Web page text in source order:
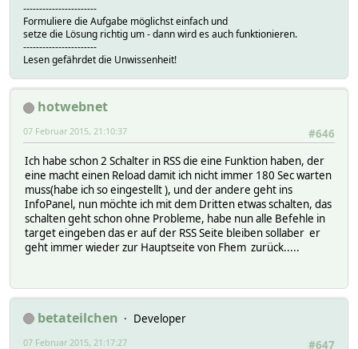
-----------------------
Formuliere die Aufgabe möglichst einfach und
setze die Lösung richtig um - dann wird es auch funktionieren.
-----------------------
Lesen gefährdet die Unwissenheit!
hotwebnet
#646
07 Februar 2015, 21:10:37
Ich habe schon 2 Schalter in RSS die eine Funktion haben, der
eine macht einen Reload damit ich nicht immer 180 Sec warten
muss(habe ich so eingestellt ), und der andere geht ins
InfoPanel, nun möchte ich mit dem Dritten etwas schalten, das
schalten geht schon ohne Probleme, habe nun alle Befehle in
target eingeben das er auf der RSS Seite bleiben sollaber er
geht immer wieder zur Hauptseite von Fhem zurück.....
betateilchen
Developer
#647
07 Februar 2015, 21:17:27